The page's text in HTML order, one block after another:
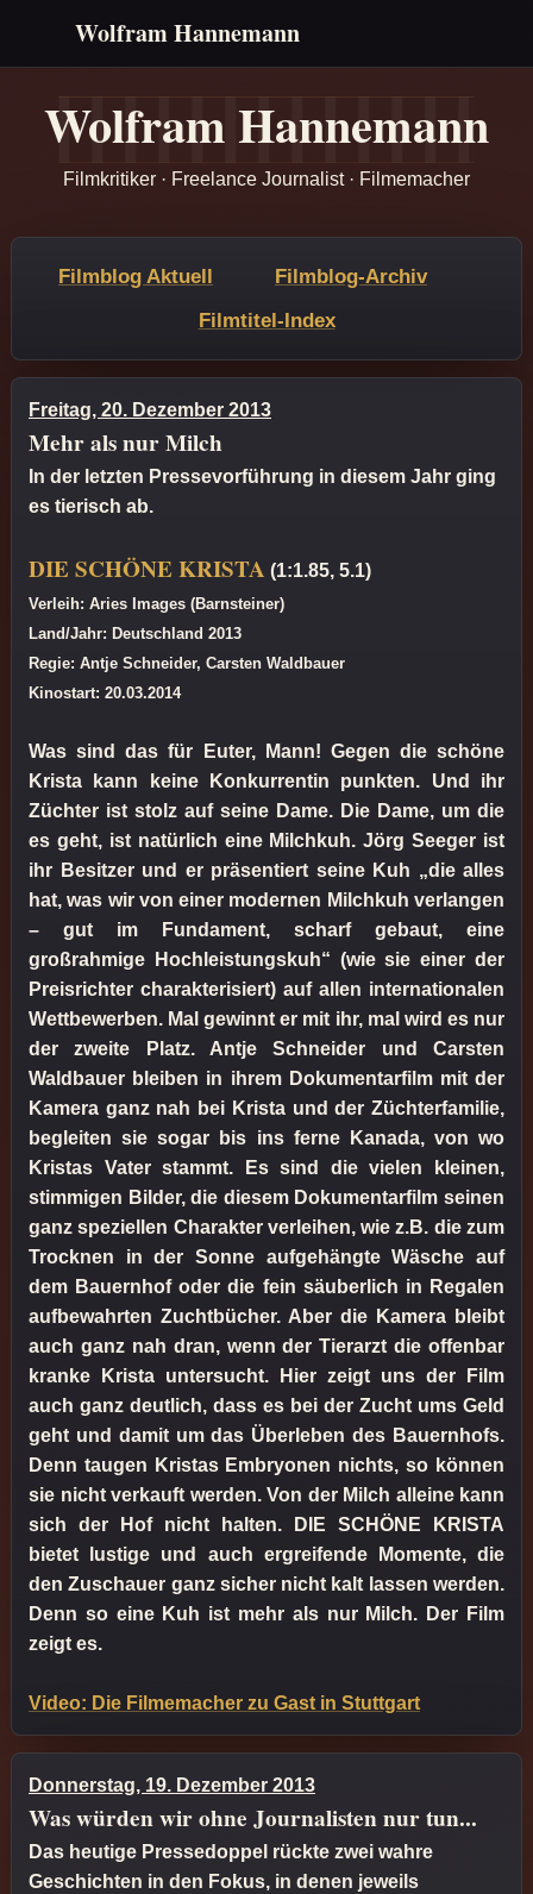
Wolfram Hannemann
Wolfram Hannemann
Filmkritiker · Freelance Journalist · Filmemacher
Filmblog Aktuell
Filmblog-Archiv
Filmtitel-Index
Freitag, 20. Dezember 2013
Mehr als nur Milch
In der letzten Pressevorführung in diesem Jahr ging
es tierisch ab.
DIE SCHÖNE KRISTA (1:1.85, 5.1)
Verleih: Aries Images (Barnsteiner)
Land/Jahr: Deutschland 2013
Regie: Antje Schneider, Carsten Waldbauer
Kinostart: 20.03.2014
Was sind das für Euter, Mann! Gegen die schöne
Krista kann keine Konkurrentin punkten. Und ihr
Züchter ist stolz auf seine Dame. Die Dame, um die
es geht, ist natürlich eine Milchkuh. Jörg Seeger ist
ihr Besitzer und er präsentiert seine Kuh „die alles
hat, was wir von einer modernen Milchkuh verlangen
– gut im Fundament, scharf gebaut, eine
großrahmige Hochleistungskuh“ (wie sie einer der
Preisrichter charakterisiert) auf allen internationalen
Wettbewerben. Mal gewinnt er mit ihr, mal wird es nur
der zweite Platz. Antje Schneider und Carsten
Waldbauer bleiben in ihrem Dokumentarfilm mit der
Kamera ganz nah bei Krista und der Züchterfamilie,
begleiten sie sogar bis ins ferne Kanada, von wo
Kristas Vater stammt. Es sind die vielen kleinen,
stimmigen Bilder, die diesem Dokumentarfilm seinen
ganz speziellen Charakter verleihen, wie z.B. die zum
Trocknen in der Sonne aufgehängte Wäsche auf
dem Bauernhof oder die fein säuberlich in Regalen
aufbewahrten Zuchtbücher. Aber die Kamera bleibt
auch ganz nah dran, wenn der Tierarzt die offenbar
kranke Krista untersucht. Hier zeigt uns der Film
auch ganz deutlich, dass es bei der Zucht ums Geld
geht und damit um das Überleben des Bauernhofs.
Denn taugen Kristas Embryonen nichts, so können
sie nicht verkauft werden. Von der Milch alleine kann
sich der Hof nicht halten. DIE SCHÖNE KRISTA
bietet lustige und auch ergreifende Momente, die
den Zuschauer ganz sicher nicht kalt lassen werden.
Denn so eine Kuh ist mehr als nur Milch. Der Film
zeigt es.
Video: Die Filmemacher zu Gast in Stuttgart
Donnerstag, 19. Dezember 2013
Was würden wir ohne Journalisten nur tun...
Das heutige Pressedoppel rückte zwei wahre
Geschichten in den Fokus, in denen jeweils